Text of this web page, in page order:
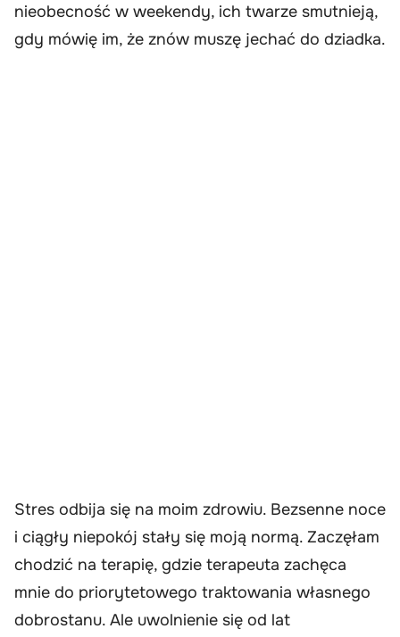
nieobecność w weekendy, ich twarze smutnieją,
gdy mówię im, że znów muszę jechać do dziadka.
Stres odbija się na moim zdrowiu. Bezsenne noce
i ciągły niepokój stały się moją normą. Zaczęłam
chodzić na terapię, gdzie terapeuta zachęca
mnie do priorytetowego traktowania własnego
dobrostanu. Ale uwolnienie się od lat